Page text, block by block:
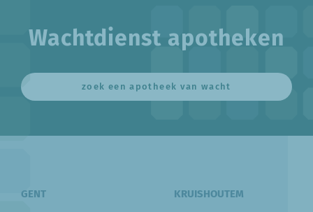
Wachtdienst apotheken
zoek een apotheek van wacht
GENT
KRUISHOUTEM